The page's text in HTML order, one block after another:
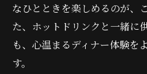
なひとときを楽しめるのが、
た、ホットドリンクと一緒に
も、心温まるディナー体験を
す。